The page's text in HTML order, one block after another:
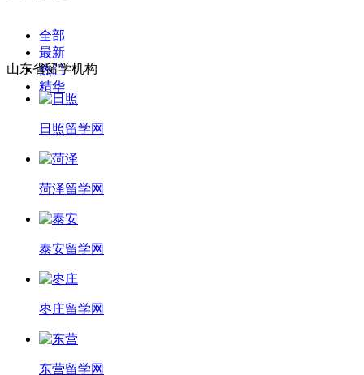
全部
最新
热门
精华
山东省留学机构
日照留学网
菏泽留学网
泰安留学网
枣庄留学网
东营留学网